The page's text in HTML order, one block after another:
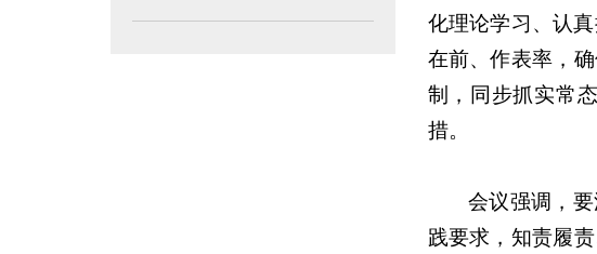
化理论学习、认
在前、作表率，
制，同步抓实常
措。
会议强调，
践要求，知责履